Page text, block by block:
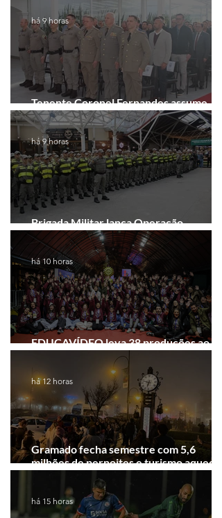
Tenente Coronel Fernandes assume
comando do 41º BPM em Gramado
há 9 horas
Brigada Militar lança Operação
Convergência na Região das Hortênsias
há 9 horas
EDUCAVÍDEO leva 38 produções ao
Festival de Cinema de Gramado
há 10 horas
Gramado fecha semestre com 5,6
milhões de pernoites e turismo
Junho desponta!
há 12 horas
há 15 horas